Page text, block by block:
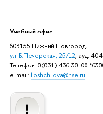
Учебный офис
603155 Нижний Новгород,
ул. Б.Печерская, 25/12, ауд. 404
Телефон: 8(831) 436-38-08
e-mail: lloshchilova@hse.ru